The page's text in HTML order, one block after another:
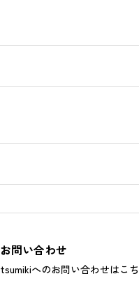
お問い合わせ
tsumikiへのお問い合わせはこ